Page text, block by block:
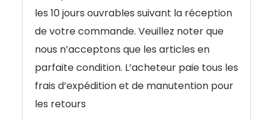
les 10 jours ouvrables suivant la réception
de votre commande. Veuillez noter que
nous n’acceptons que les articles en
parfaite condition. L’acheteur paie tous les
frais d’expédition et de manutention pour
les retours